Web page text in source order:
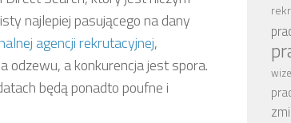
najlepiej pasującego na dany
agencji rekrutacyjnej,
odzewu, a konkurencja jest spora.
będą ponadto poufne i